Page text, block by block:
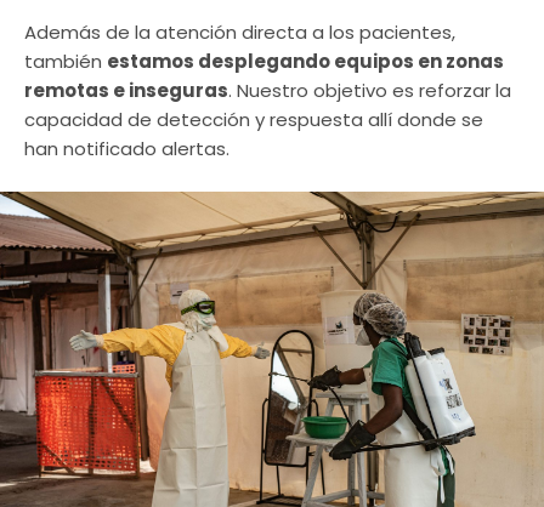
Además de la atención directa a los pacientes,
también estamos desplegando equipos en zonas
remotas e inseguras. Nuestro objetivo es reforzar la
capacidad de detección y respuesta allí donde se
han notificado alertas.